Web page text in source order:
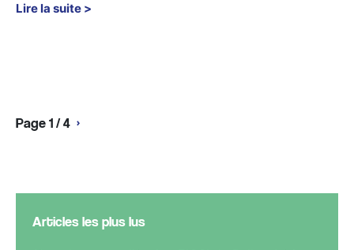
Lire la suite
Page 1 / 4 ›
Articles les plus lus